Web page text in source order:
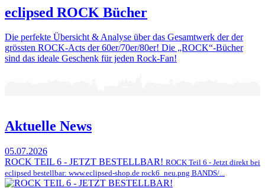
eclipsed ROCK Bücher
Die perfekte Übersicht & Analyse über das Gesamtwerk der der
grössten ROCK-Acts der 60er/70er/80er! Die „ROCK“-Bücher
sind das ideale Geschenk für jeden Rock-Fan!
Aktuelle News
05.07.2026
ROCK TEIL 6 - JETZT BESTELLBAR! ROCK Teil 6 - Jetzt direkt bei
eclipsed bestellbar: www.eclipsed-shop.de rock6_neu.png BANDS/...